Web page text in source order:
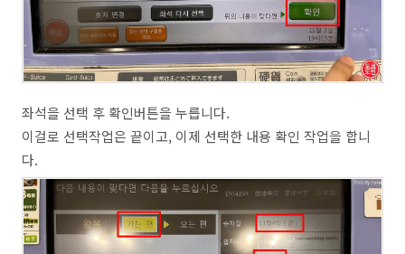
좌석을 선택 후 확인버튼을 누릅니다.
이걸로 선택작업은 끝이고, 이제 선택한 내용 확인 작업을 합니
다.